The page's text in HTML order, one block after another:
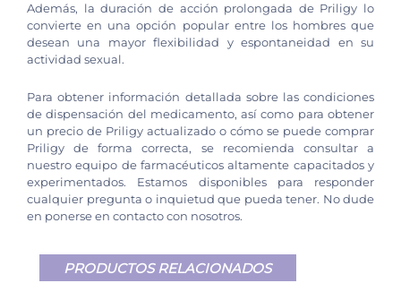
Además, la duración de acción prolongada de Priligy lo
convierte en una opción popular entre los hombres que
desean una mayor flexibilidad y espontaneidad en su
actividad sexual.
Para obtener información detallada sobre las condiciones
de dispensación del medicamento, así como para obtener
un precio de Priligy actualizado o cómo se puede comprar
Priligy de forma correcta, se recomienda consultar a
nuestro equipo de farmacéuticos altamente capacitados y
experimentados. Estamos disponibles para responder
cualquier pregunta o inquietud que pueda tener. No dude
en ponerse en contacto con nosotros.
PRODUCTOS RELACIONADOS